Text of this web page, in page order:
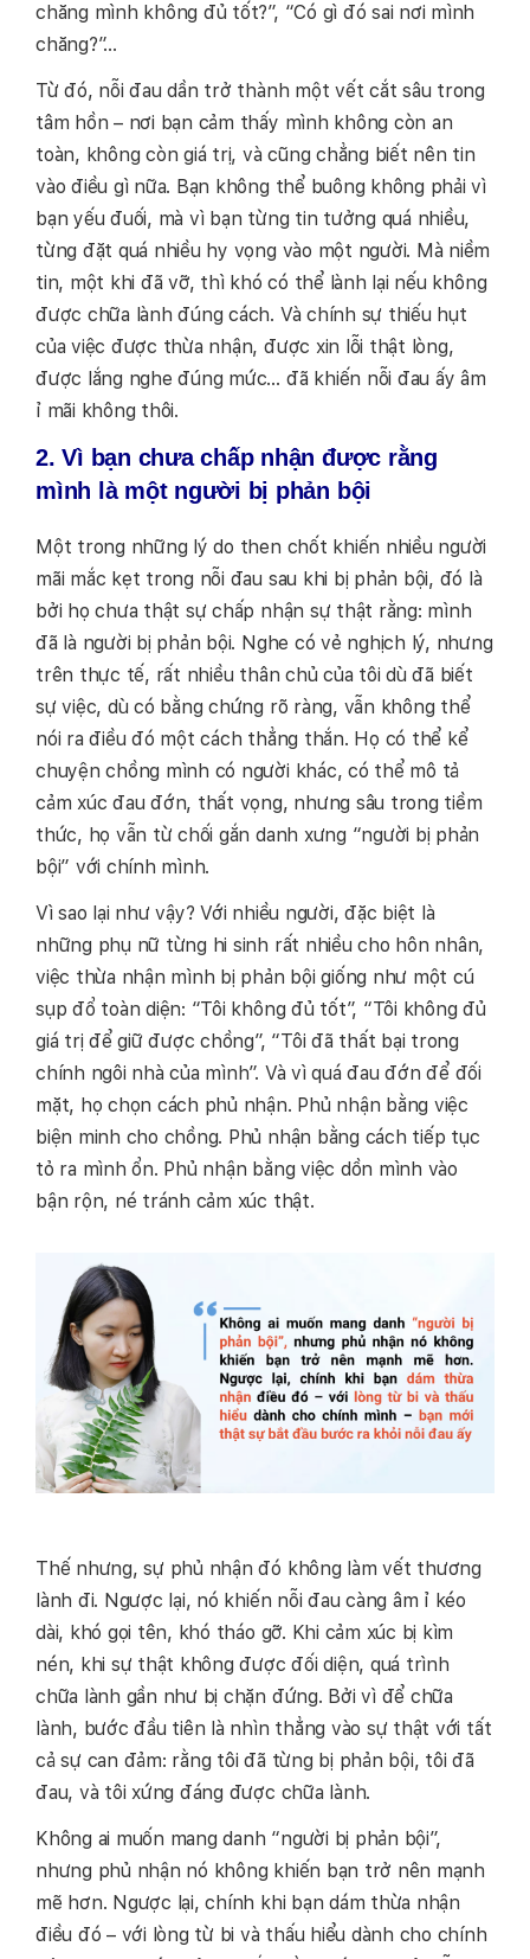
chăng mình không đủ tốt?”, “Có gì đó sai nơi mình
chăng?”…
Từ đó, nỗi đau dần trở thành một vết cắt sâu trong
tâm hồn – nơi bạn cảm thấy mình không còn an
toàn, không còn giá trị, và cũng chẳng biết nên tin
vào điều gì nữa. Bạn không thể buông không phải vì
bạn yếu đuối, mà vì bạn từng tin tưởng quá nhiều,
từng đặt quá nhiều hy vọng vào một người. Mà niềm
tin, một khi đã vỡ, thì khó có thể lành lại nếu không
được chữa lành đúng cách. Và chính sự thiếu hụt
của việc được thừa nhận, được xin lỗi thật lòng,
được lắng nghe đúng mức… đã khiến nỗi đau ấy âm
ỉ mãi không thôi.
2. Vì bạn chưa chấp nhận được rằng
mình là một người bị phản bội
Một trong những lý do then chốt khiến nhiều người
mãi mắc kẹt trong nỗi đau sau khi bị phản bội, đó là
bởi họ chưa thật sự chấp nhận sự thật rằng: mình
đã là người bị phản bội. Nghe có vẻ nghịch lý, nhưng
trên thực tế, rất nhiều thân chủ của tôi dù đã biết
sự việc, dù có bằng chứng rõ ràng, vẫn không thể
nói ra điều đó một cách thẳng thắn. Họ có thể kể
chuyện chồng mình có người khác, có thể mô tả
cảm xúc đau đớn, thất vọng, nhưng sâu trong tiềm
thức, họ vẫn từ chối gắn danh xưng “người bị phản
bội” với chính mình.
Vì sao lại như vậy? Với nhiều người, đặc biệt là
những phụ nữ từng hi sinh rất nhiều cho hôn nhân,
việc thừa nhận mình bị phản bội giống như một cú
sụp đổ toàn diện: “Tôi không đủ tốt”, “Tôi không đủ
giá trị để giữ được chồng”, “Tôi đã thất bại trong
chính ngôi nhà của mình”. Và vì quá đau đớn để đối
mặt, họ chọn cách phủ nhận. Phủ nhận bằng việc
biện minh cho chồng. Phủ nhận bằng cách tiếp tục
tỏ ra mình ổn. Phủ nhận bằng việc dồn mình vào
bận rộn, né tránh cảm xúc thật.
Thế nhưng, sự phủ nhận đó không làm vết thương
lành đi. Ngược lại, nó khiến nỗi đau càng âm ỉ kéo
dài, khó gọi tên, khó tháo gỡ. Khi cảm xúc bị kìm
nén, khi sự thật không được đối diện, quá trình
chữa lành gần như bị chặn đứng. Bởi vì để chữa
lành, bước đầu tiên là nhìn thẳng vào sự thật với tất
cả sự can đảm: rằng tôi đã từng bị phản bội, tôi đã
đau, và tôi xứng đáng được chữa lành.
Không ai muốn mang danh “người bị phản bội”,
nhưng phủ nhận nó không khiến bạn trở nên mạnh
mẽ hơn. Ngược lại, chính khi bạn dám thừa nhận
điều đó – với lòng từ bi và thấu hiểu dành cho chính